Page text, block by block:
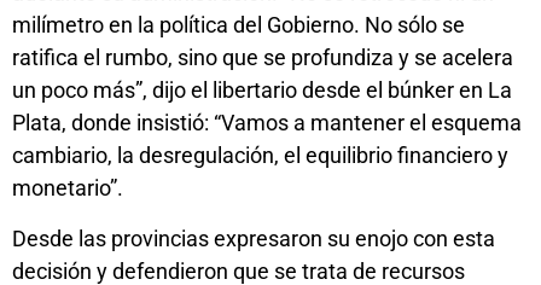
milímetro en la política del Gobierno. No sólo se
ratifica el rumbo, sino que se profundiza y se acelera
un poco más”, dijo el libertario desde el búnker en La
Plata, donde insistió: “Vamos a mantener el esquema
cambiario, la desregulación, el equilibrio financiero y
monetario”.
Desde las provincias expresaron su enojo con esta
decisión y defendieron que se trata de recursos